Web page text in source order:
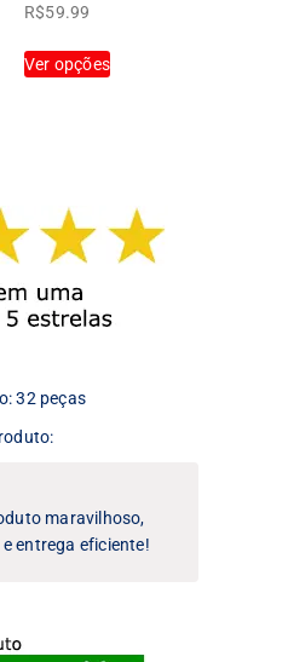
R$59.99
Ver opçõesproduto
opções
podem
ser
na
32 peças
maravilhoso,
entrega eficiente!